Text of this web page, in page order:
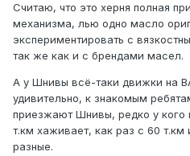
Считаю, что это херня полная
механизма, лью одно масло
экспериментировать с
так же как и с брендами масел.
А у Шнивы всё-таки движки на
удивительно, к знакомым
приезжают Шнивы, редко у кого
т.км хаживает, как раз с 60 т.км
разные.